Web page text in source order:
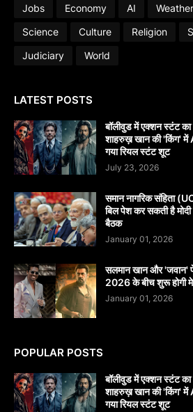
Jobs
Economy AI Weather
Science
Culture Religion
Judiciary
World
LATEST POSTS
बॉलीवुड में एक्शन स्टंट
शाहरुख़ खान की 'किंग' में
गया रियल स्टंट शूट
July 23, 2026
समान नागरिक संहिता
बिल पेश कर सकती है
बैठक
January 01, 2026
सलमान खान और 'जवान'
2026 के बीच शुरू होगी
January 01, 2026
POPULAR POSTS
बॉलीवुड में एक्शन स्टंट
शाहरुख़ खान की 'किंग' में
गया रियल स्टंट शूट